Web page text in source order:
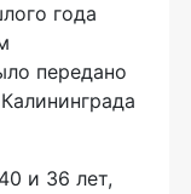
года
передано
и 36 лет,